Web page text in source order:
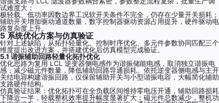
试难度大；
极轻载、低功率因数边界工况软开关条件不完全，仍存在少量开关损耗；
辅助开关增加驱动通道数量，数字控制器驱动资源占用提升，硬件驱动电
路复杂度上升。
5 系统优化方案与仿真验证
针对上述缺陷，从拓扑轻量化、控制时序优化、多元件参数协同匹配三个
维度提出改进方案，并搭建优化后仿真模型完成验证。
5.1 谐振辅助回路轻量化拓扑优化
优化思路为复用 LCL 逆变器侧电感作为谐振储能电感，取消独立谐振电
感，减少磁元件数量，降低辅助回路导通损耗。依托逆变器侧电感与主开
关结电容构建谐振回路，仅保留辅助开关与小型谐振电容，大幅简化辅助
支路硬件结构。
仿真验证结果：优化拓扑可在全负载区间维持零电压开通，辅助回路损耗
下降近一半，轻载整机效率提升幅度显著扩大；磁元件总数减少，整机功